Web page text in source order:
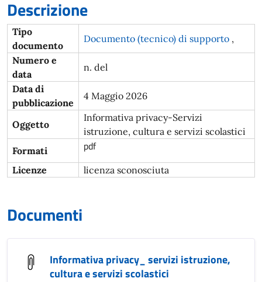
Descrizione
Tipo
documento
Documento (tecnico) di supporto ,
Numero e
data
n. del
Data di
pubblicazione
4 Maggio 2026
Oggetto
Informativa privacy-Servizi
istruzione, cultura e servizi scolastici
Formati
pdf
Licenze licenza sconosciuta
Documenti
Informativa privacy_ servizi istruzione,
cultura e servizi scolastici